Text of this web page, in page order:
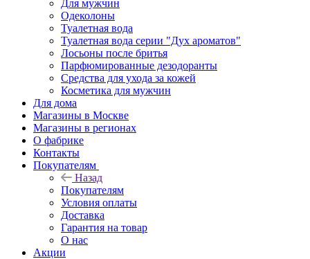
Для мужчин
Одеколоны
Туалетная вода
Туалетная вода серии "Дух ароматов"
Лосьоны после бритья
Парфюмированные дезодоранты
Средства для ухода за кожей
Косметика для мужчин
Для дома
Магазины в Москве
Магазины в регионах
О фабрике
Контакты
Покупателям
Назад
Покупателям
Условия оплаты
Доставка
Гарантия на товар
О нас
Акции